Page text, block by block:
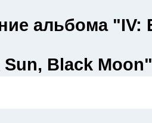
альбома "IV:
Black Moon"